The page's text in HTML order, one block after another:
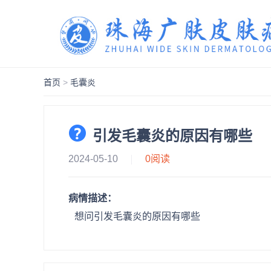
首页 > 毛囊炎
引发毛囊炎的原因有哪些
2024-05-10 0阅读
病情描述：
想问引发毛囊炎的原因有哪些